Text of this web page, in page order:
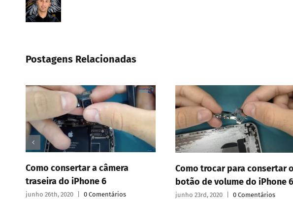
Postagens Relacionadas
Como consertar a câmera
traseira do iPhone 6
junho 26th, 2020 0 Comentários
Como trocar para consertar o
botão de volume do iPhone 6
junho 23rd, 2020 0 Comentários